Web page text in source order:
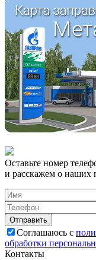
Оставьте номер
и расскажем о наших
Соглашаюсь с
обработки
Контакты